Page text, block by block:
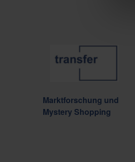
Marktforschung und
Mystery Shopping